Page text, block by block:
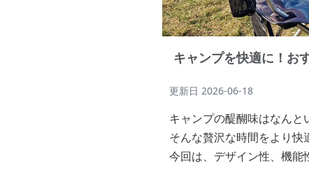
キャンプを快適に！お
更新日 2026-06-18
キャンプの醍醐味はなんと
そんな贅沢な時間をより
今回は、デザイン性、機